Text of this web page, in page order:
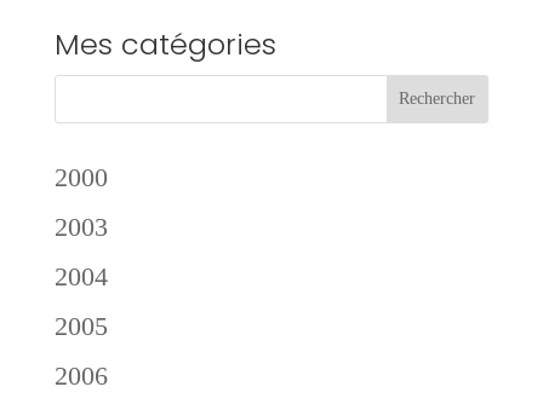
Mes catégories
2000
2003
2004
2005
2006